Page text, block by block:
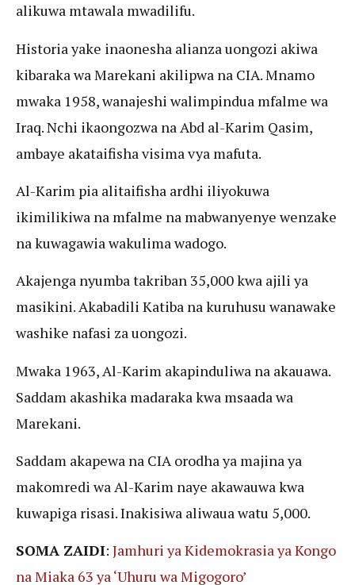
alikuwa mtawala mwadilifu.
Historia yake inaonesha alianza uongozi akiwa
kibaraka wa Marekani akilipwa na CIA. Mnamo
mwaka 1958, wanajeshi walimpindua mfalme wa
Iraq. Nchi ikaongozwa na Abd al-Karim Qasim,
ambaye akataifisha visima vya mafuta.
Al-Karim pia alitaifisha ardhi iliyokuwa
ikimilikiwa na mfalme na mabwanyenye wenzake
na kuwagawia wakulima wadogo.
Akajenga nyumba takriban 35,000 kwa ajili ya
masikini. Akabadili Katiba na kuruhusu wanawake
washike nafasi za uongozi.
Mwaka 1963, Al-Karim akapinduliwa na akauawa.
Saddam akashika madaraka kwa msaada wa
Marekani.
Saddam akapewa na CIA orodha ya majina ya
makomredi wa Al-Karim naye akawauwa kwa
kuwapiga risasi. Inakisiwa aliwaua watu 5,000.
SOMA ZAIDI: Jamhuri ya Kidemokrasia ya Kongo
na Miaka 63 ya ‘Uhuru wa Migogoro’